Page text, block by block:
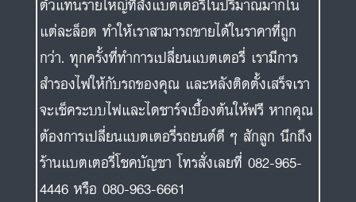
แต่ละล็อต ทำให้เราสามารถขายได้ในราคาที่ถูก
กว่า. ทุกครั้งที่ทำการเปลี่ยนแบตเตอรี่ เรามีการ
สำรองไฟให้กับรถของคุณ และหลังติดตั้งเสร็จเรา
จะเช็คระบบไฟและไดชาร์จเบื้องต้นให้ฟรี หากคุณ
ต้องการเปลี่ยนแบตเตอรี่รถยนต์ดี ๆ สักลูก นึกถึง
ร้านแบตเตอรี่โชคบัญชา โทรสั่งเลยที่ 082-965-
4446 หรือ 080-963-6661